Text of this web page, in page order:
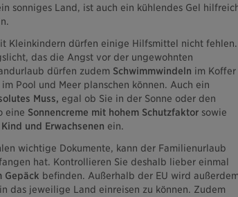
sonniges Land, ist auch ein kühlendes Gel
Kleinkindern dürfen einige Hilfsmittel nicht fehlen.
das die Angst vor der ungewohnten
dürfen zudem Schwimmwindeln im Koffer
Pool und Meer planschen können. Auch ein
Muss, egal ob Sie in der Sonne oder den
eine Sonnencreme mit hohem Schutzfaktorsowie
und Erwachsenen ein.
wichtige Dokumente, kann der Familienurlaub
hat. Kontrollieren Sie deshalb lieber einmal
Gepäck befinden. Außerhalb der EU wird
das jeweilige Land einreisen zu können. Zudem